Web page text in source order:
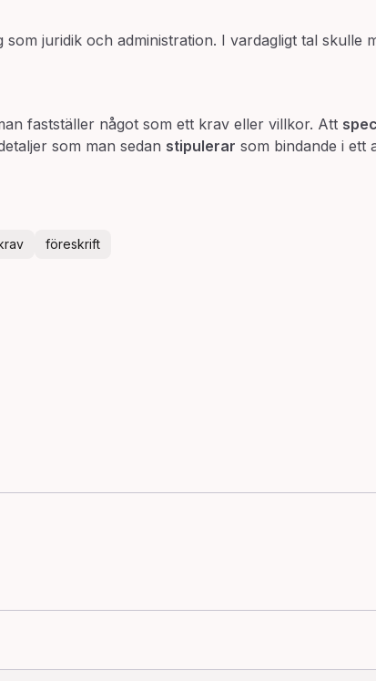
juridik och administration. I vardagligt tal skulle
fastställer något som ett krav eller villkor. Att
som man sedan stipulerar som bindande i ett
föreskrift